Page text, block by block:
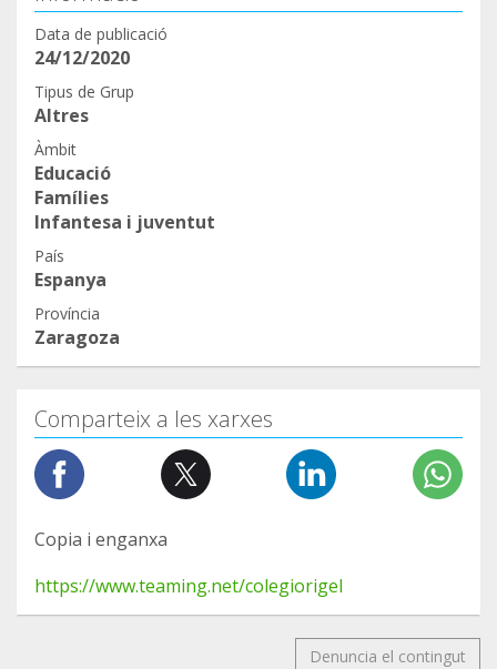
Data de publicació
24/12/2020
Tipus de Grup
Altres
Àmbit
Educació
Famílies
Infantesa i juventut
País
Espanya
Província
Zaragoza
Comparteix a les xarxes
Copia i enganxa
https://www.teaming.net/colegiorigel
Denuncia el contingut